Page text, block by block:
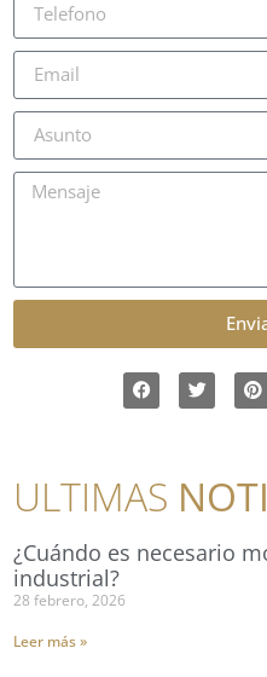
ULTIMAS
¿Cuándo es necesario
industrial?
28 febrero, 2026
Leer más »